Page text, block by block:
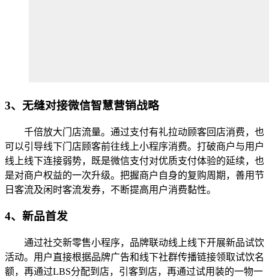
3、无缝对接微信智慧营销战略
千倍放大门店流量。通过支付有礼拉动顾客回店消费，也
可以引导线下门店顾客前往线上小程序消费。打破商户与用户
线上线下连接弱势，既是微信支付对优质支付体验的延续，也
是对商户权益的一次升级。把握商户自身的复购周期，善用节
日客流及闲时客流发券，不断提高用户消费黏性。
4、新品首发
通过社交新零售小程序，品牌联动线上线下开展新品试饮
活动。用户直接根据品牌广告和线下社群传播链接领取试饮名
额，再通过LBS分配到店，引客到店，再通过试用装的一物一